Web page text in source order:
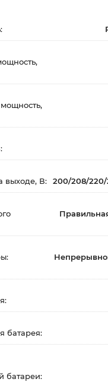
выходе, В: 200/208/
батарея:
батареи: